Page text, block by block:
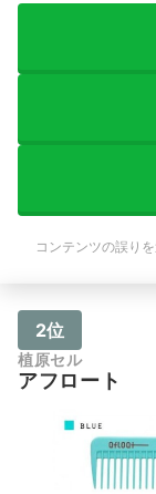
コンテンツの誤り
2位
植原セル
アフロート